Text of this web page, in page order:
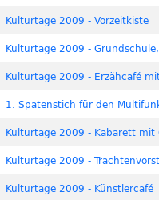
Kulturtage 2009 - Vorzeitkiste
Kulturtage 2009 -
Kulturtage 2009 - Erzähcafé
1. Spatenstich für den
Kulturtage 2009 - Kabarett mit
Kulturtage 2009 -
Kulturtage 2009 - Künstlercafé